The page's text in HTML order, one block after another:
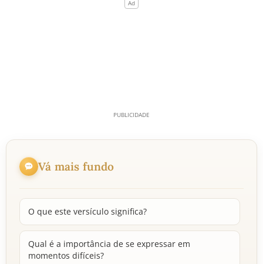
Vá mais fundo
O que este versículo significa?
Qual é a importância de se expressar em
momentos difíceis?